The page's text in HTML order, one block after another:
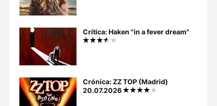
Crítica: Haken "in a fever dream"
Crónica: ZZ TOP (Madrid)
20.07.2026